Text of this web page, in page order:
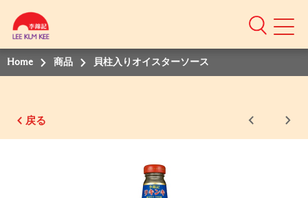
Home 商品 貝柱入りオイスターソース
戻る